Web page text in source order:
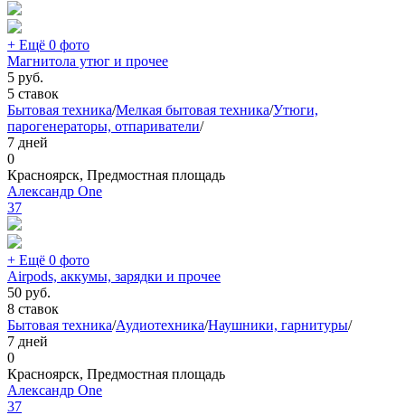
+ Ещё 0 фото
Магнитола утюг и прочее
5 руб.
5 ставок
Бытовая техника/Мелкая бытовая техника/Утюги,
парогенераторы, отпариватели/
7 дней
0
Красноярск, Предмостная площадь
Александр One
37
+ Ещё 0 фото
Airpods, аккумы, зарядки и прочее
50 руб.
8 ставок
Бытовая техника/Аудиотехника/Наушники, гарнитуры/
7 дней
0
Красноярск, Предмостная площадь
Александр One
37